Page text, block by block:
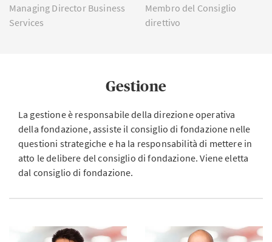
Managing Director Business
Services
Membro del Consiglio
direttivo
Gestione
La gestione è responsabile della direzione operativa
della fondazione, assiste il consiglio di fondazione nelle
questioni strategiche e ha la responsabilità di mettere in
atto le delibere del consiglio di fondazione. Viene eletta
dal consiglio di fondazione.